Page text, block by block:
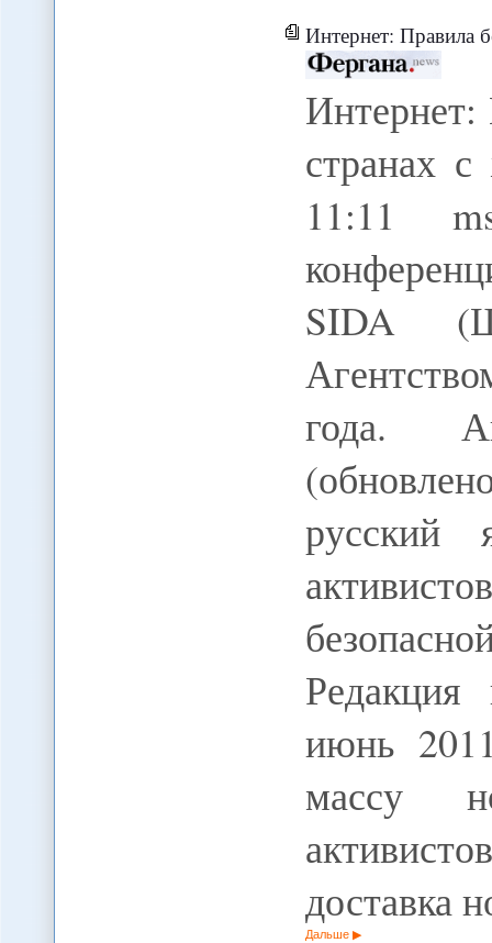
Интернет: Правила безопасной
Интернет:
странах
11:11
SIDA
года.
русский
июнь
массу
доставка
Дальше